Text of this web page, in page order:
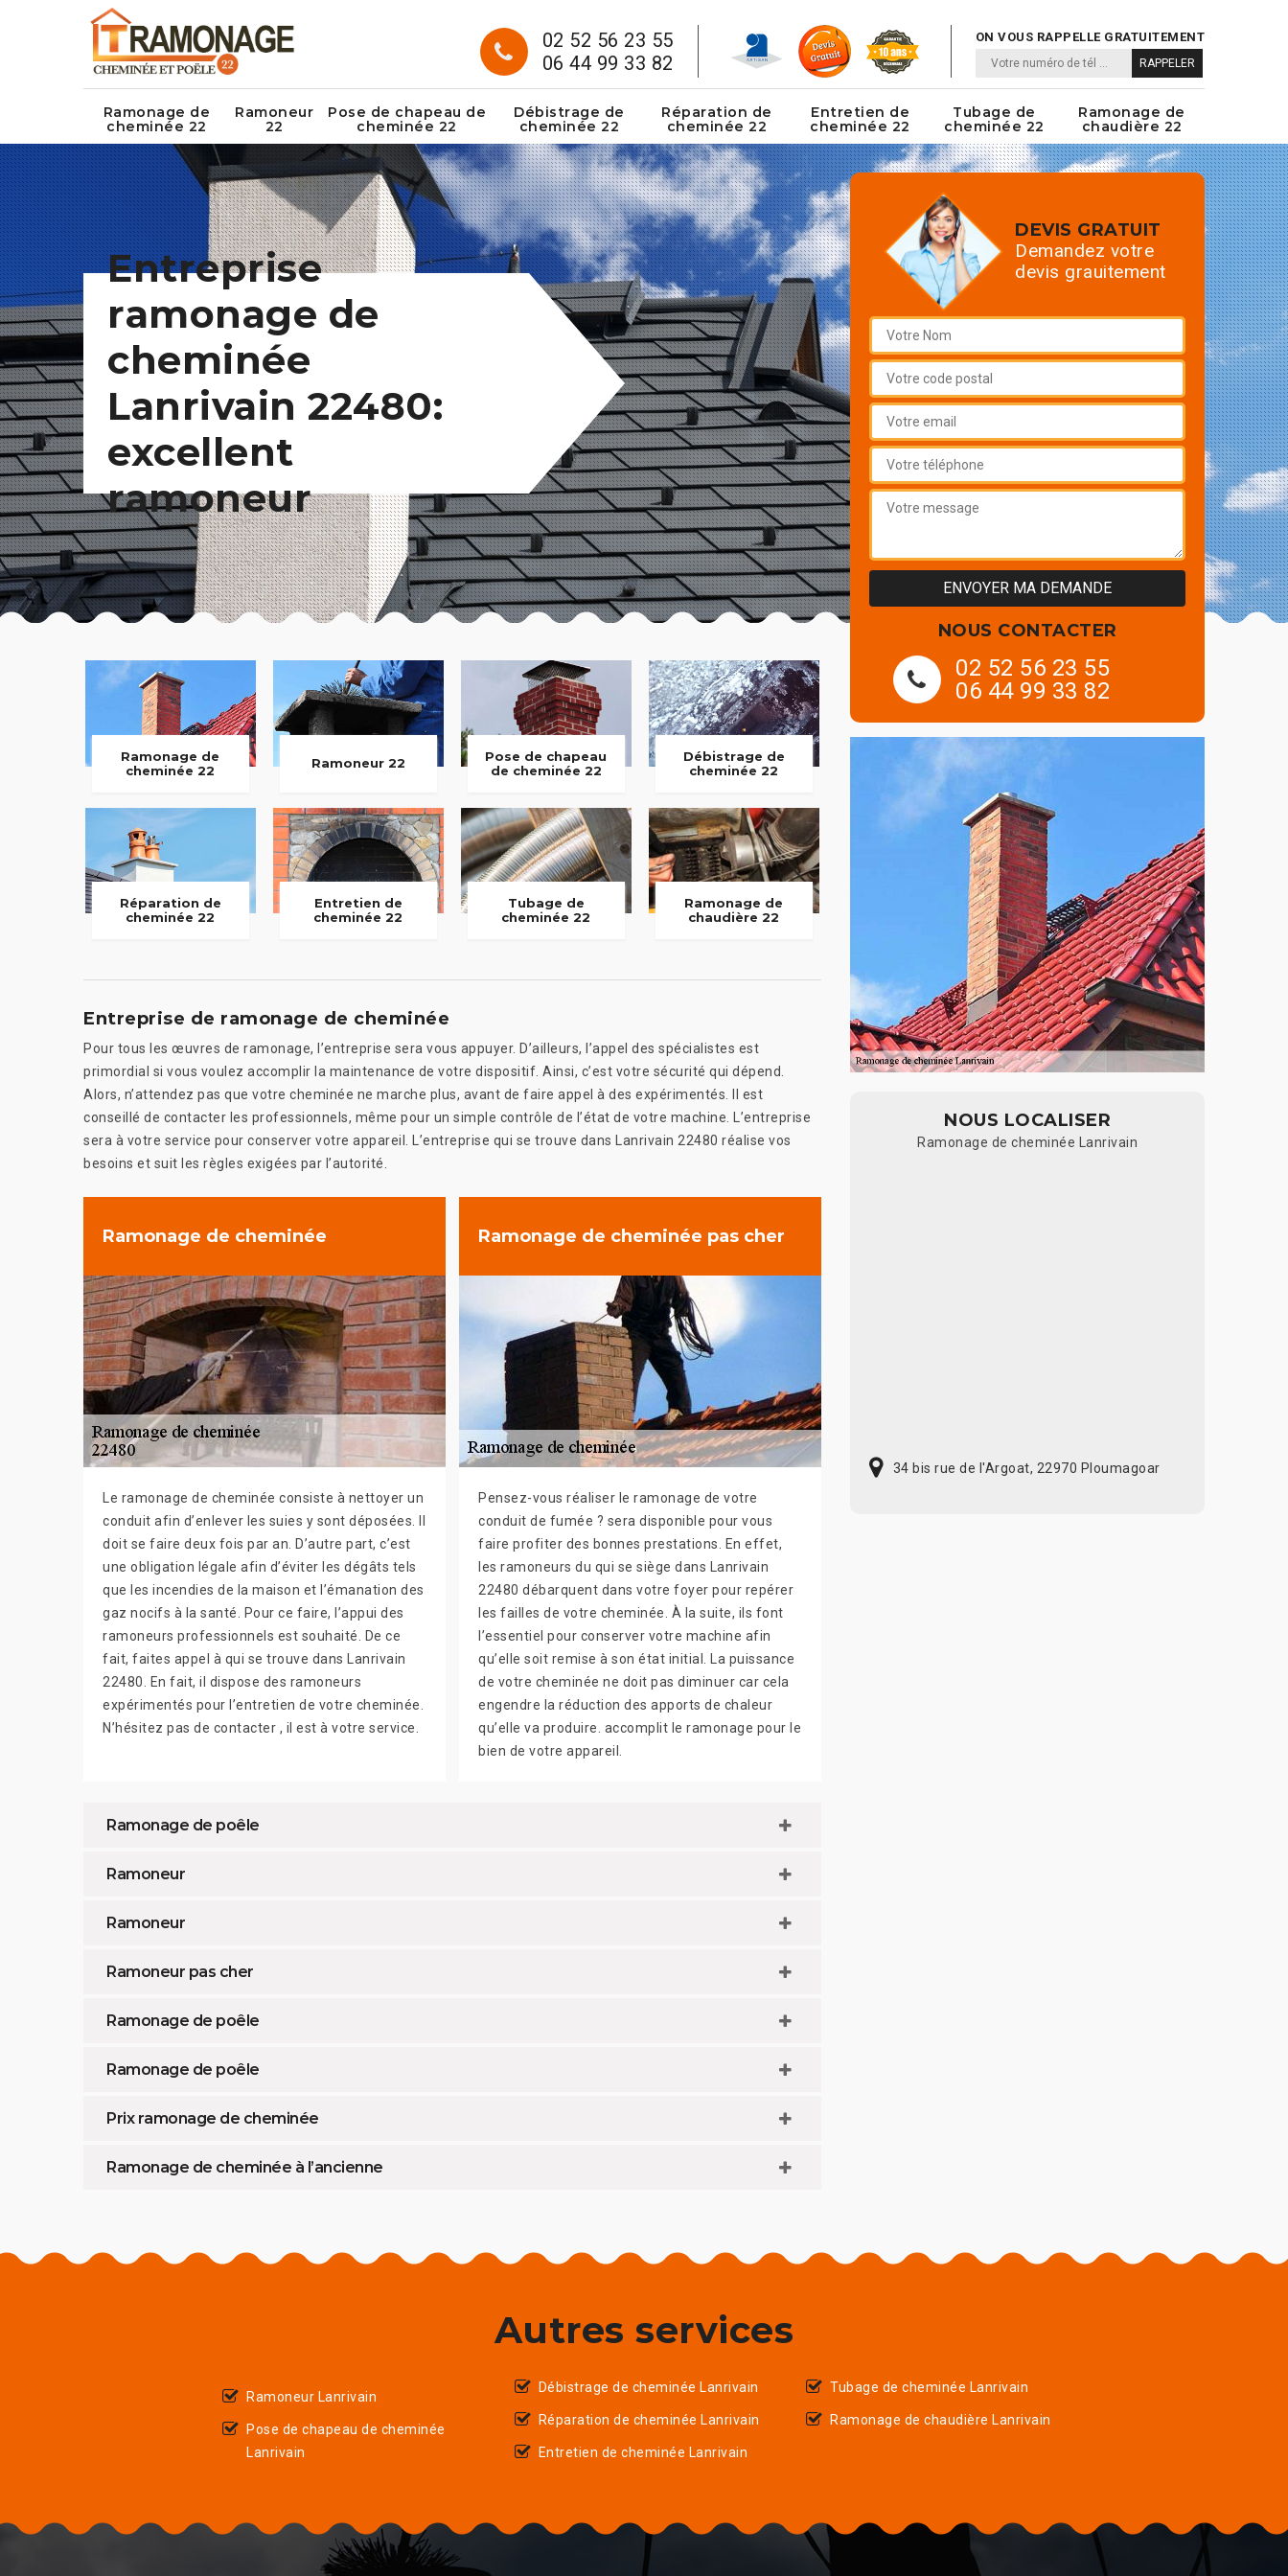
02 52 56 23 55
06 44 99 33 82
ON VOUS RAPPELLE GRATUITEMENT
Ramonage de
cheminée 22
Ramoneur
22
Pose de chapeau de
cheminée 22
Débistrage de
cheminée 22
Réparation de
cheminée 22
Entretien de
cheminée 22
Tubage de
cheminée 22
Ramonage de
chaudière 22
Entreprise
ramonage de
cheminée
Lanrivain 22480:
excellent
ramoneur
Ramonage de
cheminée 22
Ramoneur 22
Pose de chapeau
de cheminée 22
Débistrage de
cheminée 22
Réparation de
cheminée 22
Entretien de
cheminée 22
Tubage de
cheminée 22
Ramonage de
chaudière 22
Entreprise de ramonage de cheminée
Pour tous les œuvres de ramonage, l’entreprise sera vous appuyer. D’ailleurs, l’appel des spécialistes est
primordial si vous voulez accomplir la maintenance de votre dispositif. Ainsi, c’est votre sécurité qui dépend.
Alors, n’attendez pas que votre cheminée ne marche plus, avant de faire appel à des expérimentés. Il est
conseillé de contacter les professionnels, même pour un simple contrôle de l’état de votre machine. L’entreprise
sera à votre service pour conserver votre appareil. L’entreprise qui se trouve dans Lanrivain 22480 réalise vos
besoins et suit les règles exigées par l’autorité.
Ramonage de cheminée
Le ramonage de cheminée consiste à nettoyer un
conduit afin d’enlever les suies y sont déposées. Il
doit se faire deux fois par an. D’autre part, c’est
une obligation légale afin d’éviter les dégâts tels
que les incendies de la maison et l’émanation des
gaz nocifs à la santé. Pour ce faire, l’appui des
ramoneurs professionnels est souhaité. De ce
fait, faites appel à qui se trouve dans Lanrivain
22480. En fait, il dispose des ramoneurs
expérimentés pour l’entretien de votre cheminée.
N’hésitez pas de contacter , il est à votre service.
Ramonage de cheminée pas cher
Pensez-vous réaliser le ramonage de votre
conduit de fumée ? sera disponible pour vous
faire profiter des bonnes prestations. En effet,
les ramoneurs du qui se siège dans Lanrivain
22480 débarquent dans votre foyer pour repérer
les failles de votre cheminée. À la suite, ils font
l’essentiel pour conserver votre machine afin
qu’elle soit remise à son état initial. La puissance
de votre cheminée ne doit pas diminuer car cela
engendre la réduction des apports de chaleur
qu’elle va produire. accomplit le ramonage pour le
bien de votre appareil.
Ramonage de poêle
Ramoneur
Ramoneur
Ramoneur pas cher
Ramonage de poêle
Ramonage de poêle
Prix ramonage de cheminée
Ramonage de cheminée à l’ancienne
DEVIS GRATUIT
Demandez votre
devis grauitement
NOUS CONTACTER
02 52 56 23 55
06 44 99 33 82
NOUS LOCALISER
Ramonage de cheminée Lanrivain
34 bis rue de l'Argoat, 22970 Ploumagoar
Autres services
Ramoneur Lanrivain
Pose de chapeau de cheminée
Lanrivain
Débistrage de cheminée Lanrivain
Réparation de cheminée Lanrivain
Entretien de cheminée Lanrivain
Tubage de cheminée Lanrivain
Ramonage de chaudière Lanrivain